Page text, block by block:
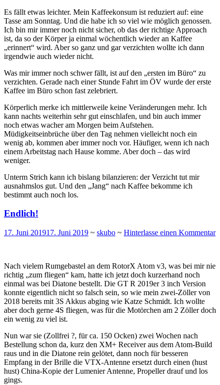
Es fällt etwas leichter. Mein Kaffeekonsum ist reduziert auf: eine
Tasse am Sonntag. Und die habe ich so viel wie möglich genossen.
Ich bin mir immer noch nicht sicher, ob das der richtige Approach
ist, da so der Körper ja einmal wöchentlich wieder an Kaffee
„erinnert“ wird. Aber so ganz und gar verzichten wollte ich dann
irgendwie auch wieder nicht.
Was mir immer noch schwer fällt, ist auf den „ersten im Büro“ zu
verzichten. Gerade nach einer Stunde Fahrt im ÖV wurde der erste
Kaffee im Büro schon fast zelebriert.
Körperlich merke ich mittlerweile keine Veränderungen mehr. Ich
kann nachts weiterhin sehr gut einschlafen, und bin auch immer
noch etwas wacher am Morgen beim Aufstehen.
Müdigkeitseinbrüche über den Tag nehmen vielleicht noch ein
wenig ab, kommen aber immer noch vor. Häufiger, wenn ich nach
einem Arbeitstag nach Hause komme. Aber doch – das wird
weniger.
Unterm Strich kann ich bislang bilanzieren: der Verzicht tut mir
ausnahmslos gut. Und den „Jang“ nach Kaffee bekomme ich
bestimmt auch noch los.
Endlich!
17. Juni 201917. Juni 2019 ~ skubo ~ Hinterlasse einen Kommentar
Nach vielem Rumgebastel an dem RotorX Atom v3, was bei mir nie
richtig „zum fliegen“ kam, hatte ich jetzt doch kurzerhand noch
einmal was bei Diatone bestellt. Die GT R 2019er 3 inch Version
konnte eigentlich nicht so falsch sein, so wie mein zwei-Zöller von
2018 bereits mit 3S Akkus abging wie Katze Schmidt. Ich wollte
aber doch gerne 4S fliegen, was für die Motörchen am 2 Zöller doch
ein wenig zu viel ist.
Nun war sie (Zollfrei ?, für ca. 150 Ocken) zwei Wochen nach
Bestellung schon da, kurz den XM+ Receiver aus dem Atom-Build
raus und in die Diatone rein gelötet, dann noch für besseren
Empfang in der Brille die VTX-Antenne ersetzt durch einen (hust
hust) China-Kopie der Lumenier Antenne, Propeller drauf und los
gings.